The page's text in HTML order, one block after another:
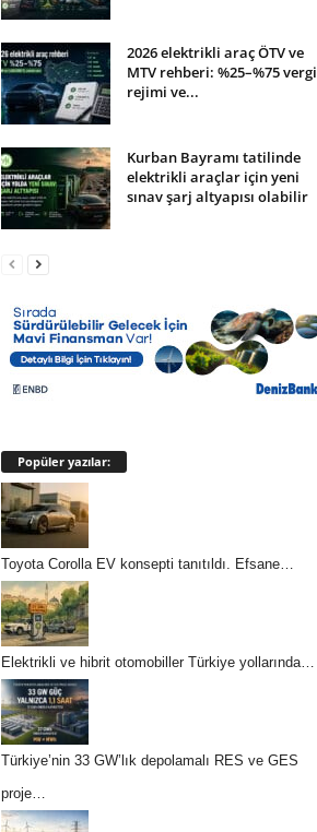
2026 elektrikli araç ÖTV ve
MTV rehberi: %25–%75 vergi
rejimi ve...
Kurban Bayramı tatilinde
elektrikli araçlar için yeni
sınav şarj altyapısı olabilir
Popüler yazılar:
Toyota Corolla EV konsepti tanıtıldı. Efsane…
Elektrikli ve hibrit otomobiller Türkiye yollarında…
Türkiye’nin 33 GW’lık depolamalı RES ve GES
proje…